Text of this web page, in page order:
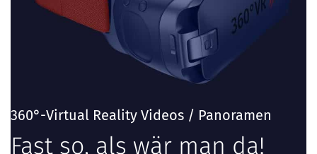
360°-Virtual Reality Videos / Panoramen
Fast so, als wär man da!